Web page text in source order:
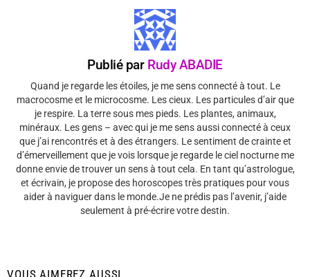
Publié par Rudy ABADIE
Quand je regarde les étoiles, je me sens connecté à tout. Le
macrocosme et le microcosme. Les cieux. Les particules d’air que
je respire. La terre sous mes pieds. Les plantes, animaux,
minéraux. Les gens – avec qui je me sens aussi connecté à ceux
que j’ai rencontrés et à des étrangers. Le sentiment de crainte et
d’émerveillement que je vois lorsque je regarde le ciel nocturne me
donne envie de trouver un sens à tout cela. En tant qu’astrologue,
et écrivain, je propose des horoscopes très pratiques pour vous
aider à naviguer dans le monde.Je ne prédis pas l’avenir, j’aide
seulement à pré-écrire votre destin.